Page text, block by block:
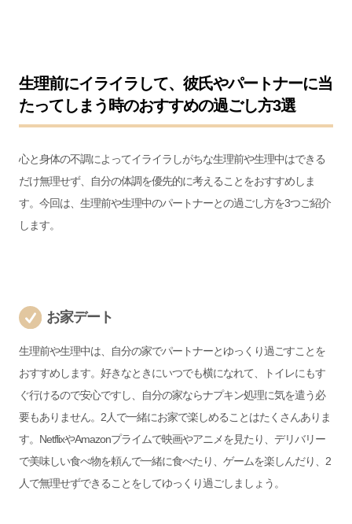
生理前にイライラして、彼氏やパートナーに当
たってしまう時のおすすめの過ごし方3選
心と身体の不調によってイライラしがちな生理前や生理中はできる
だけ無理せず、自分の体調を優先的に考えることをおすすめしま
す。今回は、生理前や生理中のパートナーとの過ごし方を3つご紹介
します。
お家デート
生理前や生理中は、自分の家でパートナーとゆっくり過ごすことを
おすすめします。好きなときにいつでも横になれて、トイレにもす
ぐ行けるので安心ですし、自分の家ならナプキン処理に気を遣う必
要もありません。2人で一緒にお家で楽しめることはたくさんありま
す。NetflixやAmazonプライムで映画やアニメを見たり、デリバリー
で美味しい食べ物を頼んで一緒に食べたり、ゲームを楽しんだり、2
人で無理せずできることをしてゆっくり過ごしましょう。